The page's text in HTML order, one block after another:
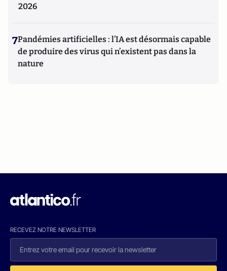
2026
7Pandémies artificielles : l’IA est désormais capable
de produire des virus qui n’existent pas dans la
nature
RECEVEZ NOTRE NEWSLETTER